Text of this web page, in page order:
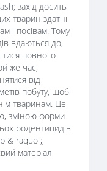
захід досить
тварин здатні
і посівам. Тому
вдаються до,
повного
же час,
від
побуту, щоб
тваринам. Це
зміною форми
родентицидів
& raquo ;,
матеріал